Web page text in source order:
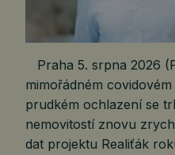
Praha 5. srpna 2026
mimořádném
prudkém ochlazení se
nemovitostí znovu
dat projektu Realiťák